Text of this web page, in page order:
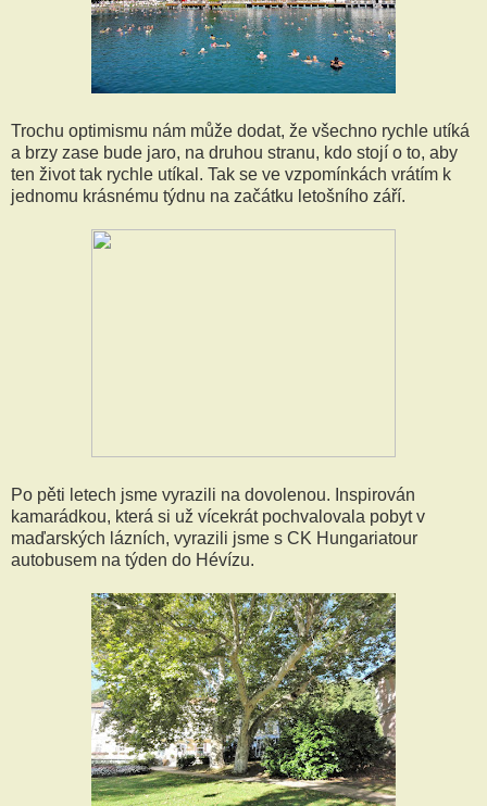
Trochu optimismu nám může dodat, že všechno rychle utíká
a brzy zase bude jaro, na druhou stranu, kdo stojí o to, aby
ten život tak rychle utíkal. Tak se ve vzpomínkách vrátím k
jednomu krásnému týdnu na začátku letošního září.
Po pěti letech jsme vyrazili na dovolenou. Inspirován
kamarádkou, která si už vícekrát pochvalovala pobyt v
maďarských lázních, vyrazili jsme s CK Hungariatour
autobusem na týden do Hévízu.